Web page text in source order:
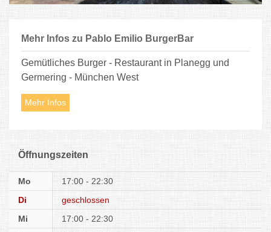
Mehr Infos zu Pablo Emilio BurgerBar
Gemütliches Burger - Restaurant in Planegg und
Germering - München West
Mehr Infos
Öffnungszeiten
Mo
17:00 - 22:30
Di
geschlossen
Mi
17:00 - 22:30